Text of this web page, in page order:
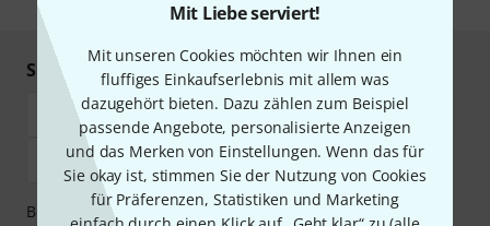
Mit Liebe serviert!
Mit unseren Cookies möchten wir Ihnen ein
fluffiges Einkaufserlebnis mit allem was
dazugehört bieten. Dazu zählen zum Beispiel
passende Angebote, personalisierte Anzeigen
und das Merken von Einstellungen. Wenn das für
Sie okay ist, stimmen Sie der Nutzung von Cookies
für Präferenzen, Statistiken und Marketing
Sicher einkaufen & bezahlen
Bezahlen Sie vertraulich und sicher per Vorkasse, PayPal,